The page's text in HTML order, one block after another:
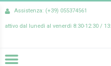
Assistenza: (+39) 055374561
attivo dal lunedì al venerdì 8:30-12:30 /